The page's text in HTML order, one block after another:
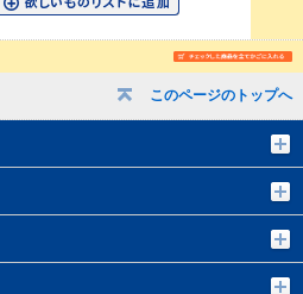
このページのトップへ